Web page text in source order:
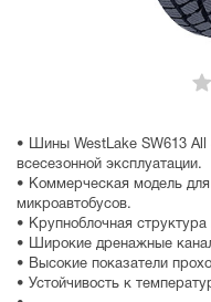
• Шины WestLake SW613 All
всесезонной эксплуатации.
• Коммерческая модель
микроавтобусов.
• Крупноблочная структура
• Широкие дренажные
• Высокие показатели
• Устойчивость к